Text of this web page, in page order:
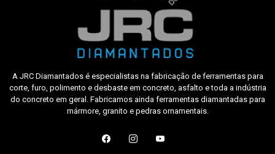
A JRC Diamantados é especialistas na fabricação de ferramentas para
corte, furo, polimento e desbaste em concreto, asfalto e toda a indústria
do concreto em geral. Fabricamos ainda ferramentas diamantadas para
mármore, granito e pedras ornamentais.